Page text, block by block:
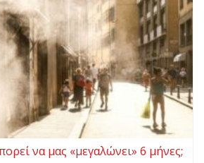
να μας «μεγαλώνει» 6 μήνες;